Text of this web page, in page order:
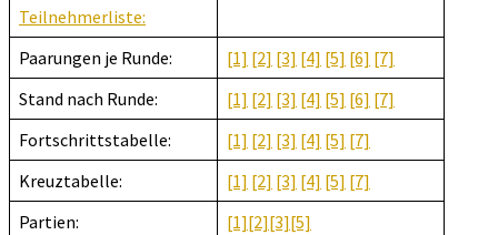
Teilnehmerliste:
Paarungen je Runde:
[1] [2] [3] [4] [5] [6] [7]
Stand nach Runde:
[1] [2] [3] [4] [5] [6] [7]
Fortschrittstabelle:
[1] [2] [3] [4] [5] [7]
Kreuztabelle:
[1] [2] [3] [4] [5] [7]
Partien:
[1][2][3][5]